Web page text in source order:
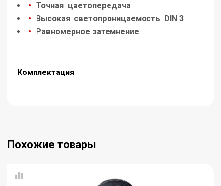
Точная цветопередача
Высокая светопроницаемость DIN 3
Равномерное затемнение
Комплектация
Похожие товары